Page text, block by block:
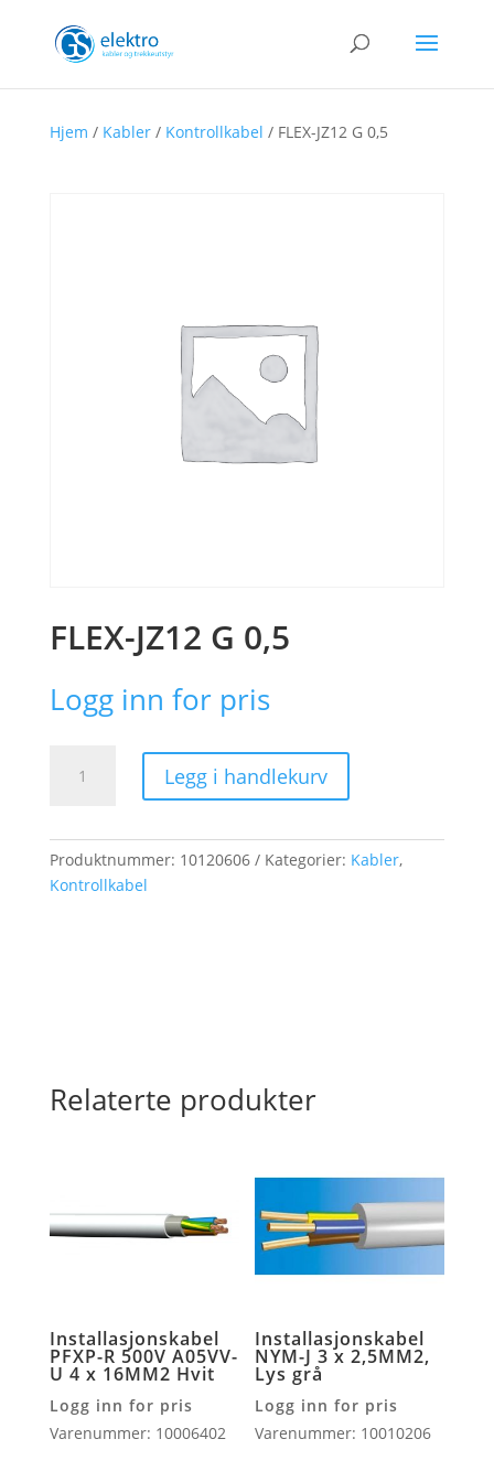
Hjem / Kabler/ Kontrollkabel / FLEX-JZ12 G 0,5
FLEX-JZ12 G 0,5
Logg inn for pris
antall
Legg i handlekurv
Produktnummer: 10120606 Kategorier: Kabler,
Kontrollkabel
Relaterte produkter
Installasjonskabel
PFXP-R 500V A05VV-
U 4 x 16MM2 Hvit
Logg inn for pris
Varenummer: 10006402
Installasjonskabel
NYM-J 3 x 2,5MM2,
Lys grå
Logg inn for pris
Varenummer: 10010206